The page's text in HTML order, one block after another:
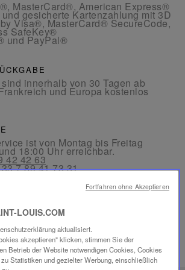
MasterCard®, American Express®
gesicherte Kartenzahlung mit 3D
Visa®, MasterCard® SecureCode,
SafeKey®
und PayPal®
innerhalb von 30 Tagen ab
und Europa kostenlos
ist von Montag bis Freitag
18:00 Uhr erreichbar.
42 42 63
7 89 41 73 31
PRODUKTE
LOUIS.COM
aktualisiert.
akzeptieren" klicken, stimmen Sie der
Betrieb der Website notwendigen Cookies, Cookies
Statistiken und gezielter Werbung, einschließlich
Fortfahren ohne Akzeptieren